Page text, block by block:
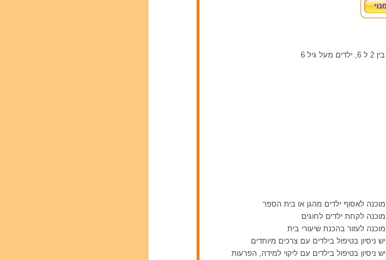
מוכנה לאסוף ילדים מהגן או בית הספר
מוכנה לקחת ילדים לחוגים
מוכנה לעזור בהכנת שיעורי בית
יש ניסיון בטיפול בילדים עם צרכים מיוחדים
יש ניסיון בטיפול בילדים עם ליקוי למידה, הפרעות